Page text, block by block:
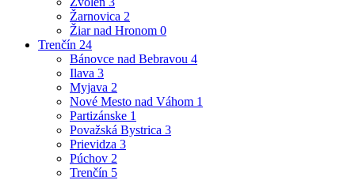
Žarnovica 2
Žiar nad Hronom 0
Trenčín 24
Bánovce nad Bebravou 4
Ilava 3
Myjava 2
Nové Mesto nad Váhom 1
Partizánske 1
Považská Bystrica 3
Prievidza 3
Púchov 2
Trenčín 5